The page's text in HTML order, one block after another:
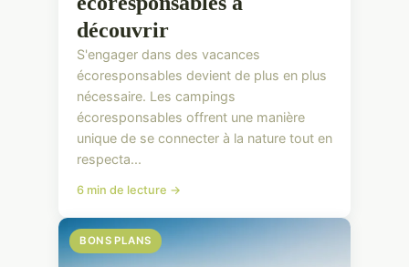
découvrir
S'engager dans des vacances
écoresponsables devient de plus en plus
nécessaire. Les campings
écoresponsables offrent une manière
unique de se connecter à la nature tout en
respecta...
6 min de lecture →
BONS PLANS